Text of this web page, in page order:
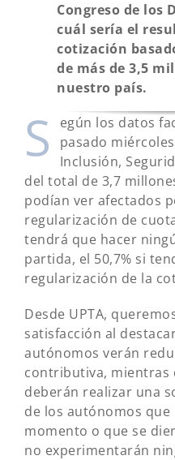
Congreso de los
cuál sería el
cotización
de más de 3,5
nuestro país.
S
egún los datos
pasado
Inclusión,
del total de 3,7
podían ver afectados
regularización de
tendrá que hacer
partida, el 50,7% si
regularización de la
Desde UPTA,
satisfacción al
autónomos verán
contributiva, mientras
deberán realizar una
de los autónomos
momento o que se
no experimentarán